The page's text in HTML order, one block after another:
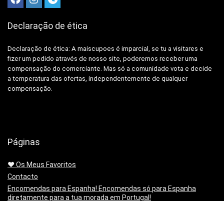
Declaração de ética
Declaração de ética: A maiscupoes é imparcial, se tu a visitares e
fizer um pedido através de nosso site, poderemos receber uma
compensação do comerciante. Mas só a comunidade vota e decide
a temperatura das ofertas, independentemente de qualquer
compensação.
Páginas
❤️ Os Meus Favoritos
Contacto
Encomendas para Espanha! Encomendas só para Espanha
diretamente para a tua morada em Portugal!